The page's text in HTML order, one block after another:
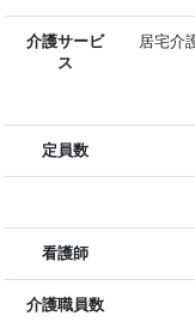
介護サービ
ス
居宅介
定員数
看護師
介護職員数